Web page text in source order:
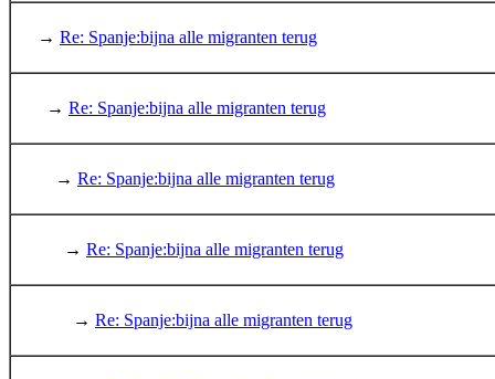
→ Re: Spanje:bijna alle migranten terug
→ Re: Spanje:bijna alle migranten terug
→ Re: Spanje:bijna alle migranten terug
→ Re: Spanje:bijna alle migranten terug
→ Re: Spanje:bijna alle migranten terug